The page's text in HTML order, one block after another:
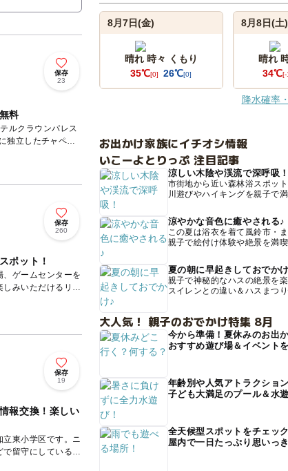
保存
23
料
ルクラウンパレス
独立したチャペル
保存
260
ポット！
ゲームセンターを
みいただけるリー
大人気！ フード
保存
19
報交換！楽しい
東小学区です。ニ
で留守にしている家
8月7日(金)
晴れ 時々 くもり
35℃[0] 26℃[0]
8月8日(土)
晴れ
34℃[-
降水確率
お出かけ家族にイチオシ情報
いこーよとりっぷ 注目記事
涼しい木陰や渓流で深呼吸！
市街地から近い森林浴スポッ
川遊びやハイキングを親子で
涼やかな音色に癒やされる♪
この夏は浴衣を着て風鈴市・ま
親子で絵付け体験や絶景を満
夏の朝に早起きしておでか
親子で神秘的なハスの絶景を楽
スイレンとの違い＆ハスまつ
大人気！ 親子のおでかけ特集 8月
今から準備！夏休みのお出
おすすめ遊び場＆イベント
年齢別や人気アトラクショ
子ども大満足のプール＆水
全天候型スポットをチェック
屋内で一日たっぷり思いっ